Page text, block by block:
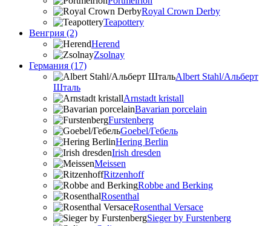
Royal Crown Derby
Teapottery
Венгрия (2)
Herend
Zsolnay
Германия (17)
Albert Stahl/Альбеpт
Шталь
Arnstadt kristall
Bavarian porcelain
Furstenberg
Goebel/Гебель
Hering Berlin
Irish dresden
Meissen
Ritzenhoff
Robbe and Berking
Rosenthal
Rosenthal Versace
Sieger by Furstenberg